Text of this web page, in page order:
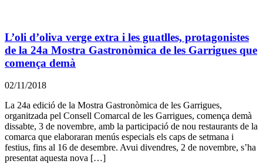
L’oli d’oliva verge extra i les guatlles, protagonistes
de la 24a Mostra Gastronòmica de les Garrigues que
comença demà
02/11/2018
La 24a edició de la Mostra Gastronòmica de les Garrigues,
organitzada pel Consell Comarcal de les Garrigues, comença demà
dissabte, 3 de novembre, amb la participació de nou restaurants de la
comarca que elaboraran menús especials els caps de setmana i
festius, fins al 16 de desembre. Avui divendres, 2 de novembre, s’ha
presentat aquesta nova […]